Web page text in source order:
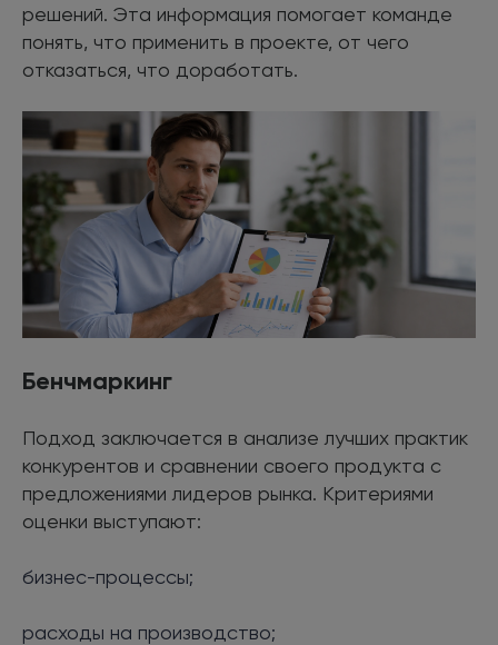
решений. Эта информация помогает команде
понять, что применить в проекте, от чего
отказаться, что доработать.
Бенчмаркинг
Подход заключается в анализе лучших практик
конкурентов и сравнении своего продукта с
предложениями лидеров рынка. Критериями
оценки выступают:
бизнес-процессы;
расходы на производство;